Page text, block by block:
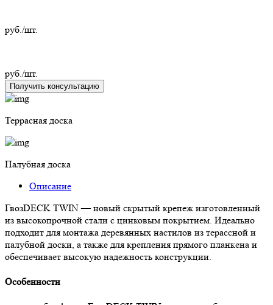
руб./шт.
руб./шт.
Получить консультацию
Террасная доска
Палубная доска
Описание
ГвозDECK TWIN — новый скрытый крепеж изготовленный
из высокопрочной стали с цинковым покрытием. Идеально
подходит для монтажа деревянных настилов из терассной и
палубной доски, а также для крепления прямого планкена и
обеспечивает высокую надежность конструкции.
Особенности